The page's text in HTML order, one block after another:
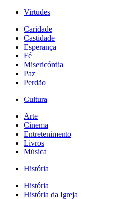
Virtudes
Caridade
Castidade
Esperança
Fé
Misericórdia
Paz
Perdão
Cultura
Arte
Cinema
Entretenimento
Livros
Música
História
História
História da Igreja